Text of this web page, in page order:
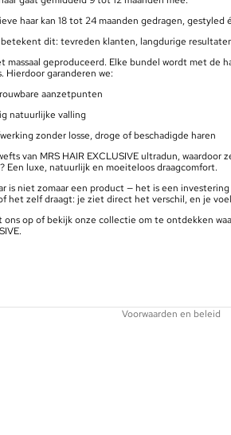
haar kan 18 tot 24 maanden gedragen,
betekent dit: tevreden klanten, langdurige
massaal geproduceerd. Elke bundel wordt met de
Hierdoor garanderen we:
aanzetpunten
natuurlijke valling
zonder losse, droge of beschadigde haren
van MRS HAIR EXCLUSIVE ultradun,
Een luxe, natuurlijk en moeiteloos draagcomfort.
is niet zomaar een product — het is een
het zelf draagt: je ziet direct het verschil, en je
op of bekijk onze collectie om te ontdekken
Voorwaarden en beleid
Privacybeleid
Terugbetalingsbeleid